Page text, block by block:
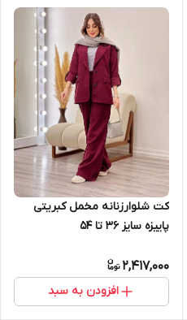
کت شلوارزنانه مخمل کبریتی
پاییزه سایز ۳۶ تا ۵۴
2,417,000
افزودن به سبد